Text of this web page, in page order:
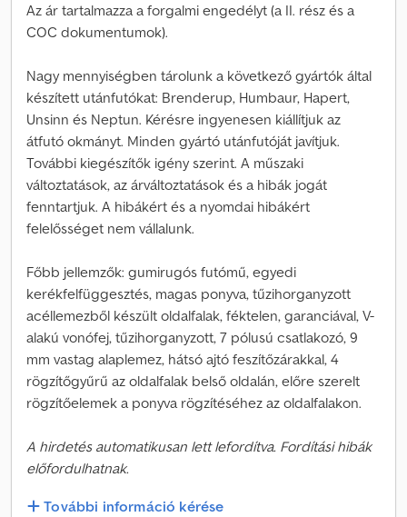
Az ár tartalmazza a forgalmi engedélyt (a II. rész és a
COC dokumentumok).
Nagy mennyiségben tárolunk a következő gyártók által
készített utánfutókat: Brenderup, Humbaur, Hapert,
Unsinn és Neptun. Kérésre ingyenesen kiállítjuk az
átfutó okmányt. Minden gyártó utánfutóját javítjuk.
További kiegészítők igény szerint. A műszaki
változtatások, az árváltoztatások és a hibák jogát
fenntartjuk. A hibákért és a nyomdai hibákért
felelősséget nem vállalunk.
Főbb jellemzők: gumirugós futómű, egyedi
kerékfelfüggesztés, magas ponyva, tűzihorganyzott
acéllemezből készült oldalfalak, féktelen, garanciával, V-
alakú vonófej, tűzihorganyzott, 7 pólusú csatlakozó, 9
mm vastag alaplemez, hátsó ajtó feszítőzárakkal, 4
rögzítőgyűrű az oldalfalak belső oldalán, előre szerelt
rögzítőelemek a ponyva rögzítéséhez az oldalfalakon.
A hirdetés automatikusan lett lefordítva. Fordítási hibák
előfordulhatnak.
További információ kérése